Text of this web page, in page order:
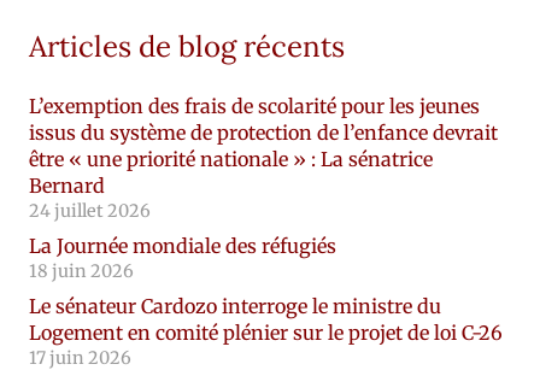
Articles de blog récents
L’exemption des frais de scolarité pour les jeunes
issus du système de protection de l’enfance devrait
être « une priorité nationale » : La sénatrice
Bernard
24 juillet 2026
La Journée mondiale des réfugiés
18 juin 2026
Le sénateur Cardozo interroge le ministre du
Logement en comité plénier sur le projet de loi C-26
17 juin 2026